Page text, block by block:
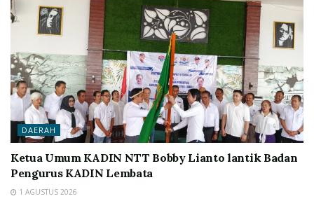
DAERAH
Ketua Umum KADIN NTT Bobby Lianto lantik Badan
Pengurus KADIN Lembata
1 AGUSTUS 2026